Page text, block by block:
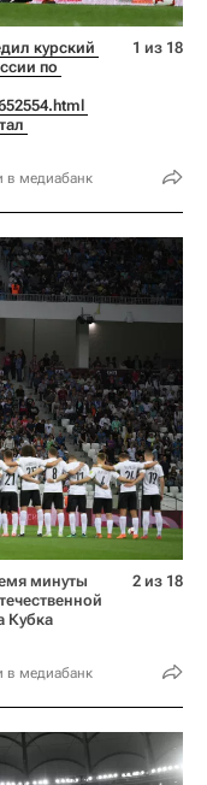
курский
по
в медиабанк
1 из 18
минуты
Кубка
в медиабанк
2 из 18